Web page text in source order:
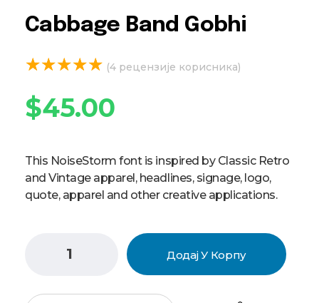
Cabbage Band Gobhi
$45.00
(4 рецензије корисника)
This NoiseStorm font is inspired by Classic Retro
and Vintage apparel, headlines, signage, logo,
quote, apparel and other creative applications.
Додај У Корпу